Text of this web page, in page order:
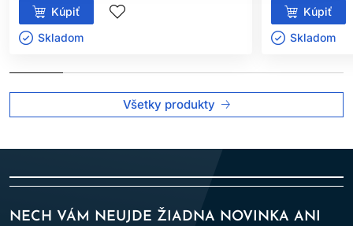
Kúpiť
Skladom ㅤ
Kúpiť
Skladom ㅤ
Všetky produkty
NECH VÁM NEUJDE ŽIADNA NOVINKA ANI